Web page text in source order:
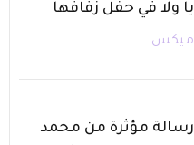
يا ولا في حفل زفافها
ميكس
رسالة مؤثرة من محمد